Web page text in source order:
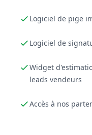
Logiciel de pige
Logiciel de
Widget
leads vendeurs
Accès à nos